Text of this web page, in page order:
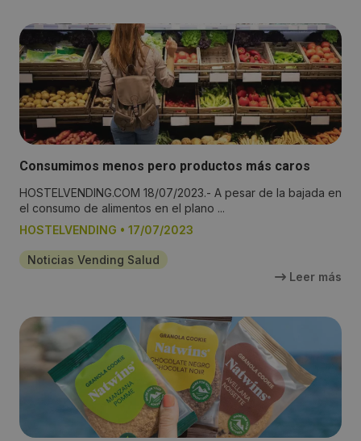
Consumimos menos pero productos más caros
HOSTELVENDING.COM 18/07/2023.- A pesar de la bajada en
el consumo de alimentos en el plano ...
HOSTELVENDING • 17/07/2023
Noticias Vending Salud
Leer más